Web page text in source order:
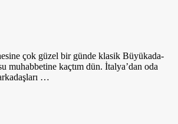
çok güzel bir günde klasik Büyükada-
muhabbetine kaçtım dün. İtalya’dan oda
…